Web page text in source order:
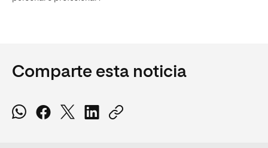
Comparte esta noticia